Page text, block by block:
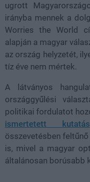
ugrott
irányba mennek a
Worries the World
alapján a magyar
az ország helyzetét,
tíz éve nem mértek.
A látványos
országgyűlési
politikai fordulatot
ismertetett kutatás
összevetésben
is, mivel a magyar
általánosan borúsabb